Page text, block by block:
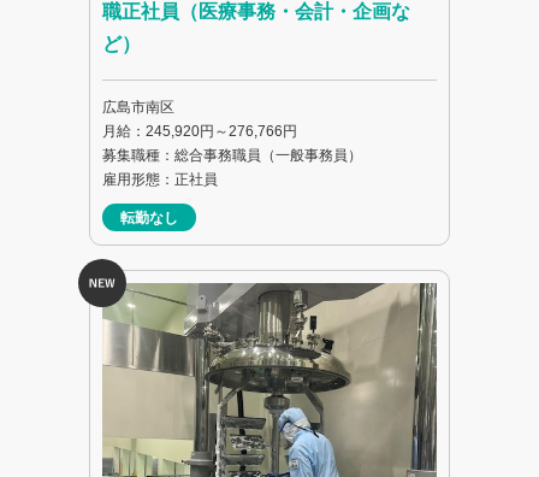
職正社員（医療事務・会計・企画な
ど）
広島市南区
月給：245,920円～276,766円
募集職種：総合事務職員（一般事務員）
雇用形態：正社員
転勤なし